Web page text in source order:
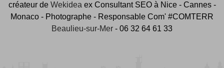
créateur de Wekidea ex Consultant SEO à Nice - Cannes -
Monaco - Photographe - Responsable Com' #COMTERR
Beaulieu-sur-Mer - 06 32 64 61 33